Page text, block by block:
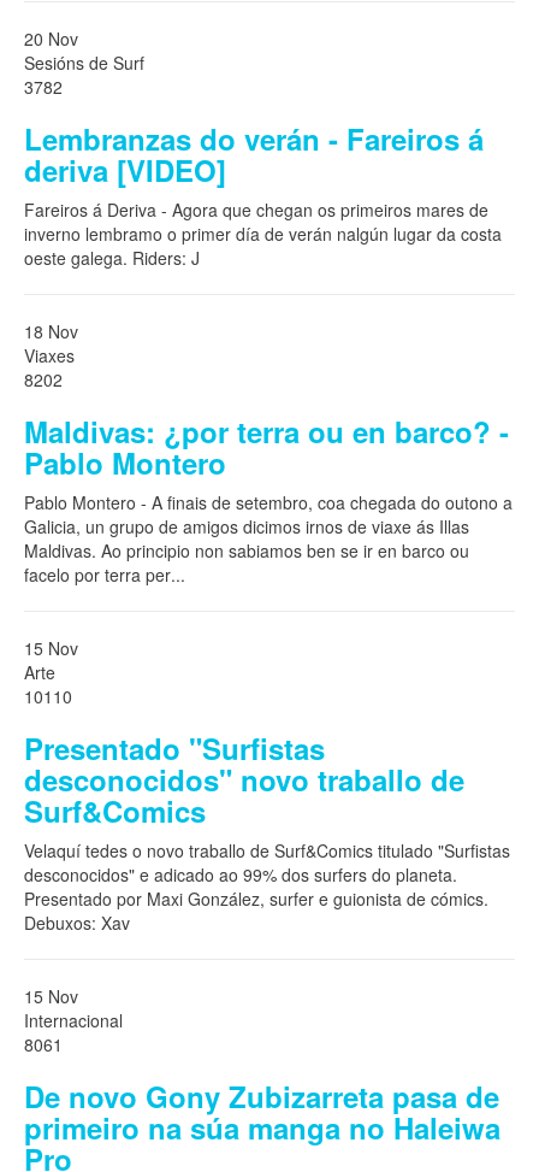
20 Nov
Sesións de Surf
3782
Lembranzas do verán - Fareiros á
deriva [VIDEO]
Fareiros á Deriva - Agora que chegan os primeiros mares de
inverno lembramo o primer día de verán nalgún lugar da costa
oeste galega. Riders: J
18 Nov
Viaxes
8202
Maldivas: ¿por terra ou en barco? -
Pablo Montero
Pablo Montero - A finais de setembro, coa chegada do outono a
Galicia, un grupo de amigos dicimos irnos de viaxe ás Illas
Maldivas. Ao principio non sabiamos ben se ir en barco ou
facelo por terra per...
15 Nov
Arte
10110
Presentado "Surfistas
desconocidos" novo traballo de
Surf&Comics
Velaquí tedes o novo traballo de Surf&Comics titulado "Surfistas
desconocidos" e adicado ao 99% dos surfers do planeta.
Presentado por Maxi González, surfer e guionista de cómics.
Debuxos: Xav
15 Nov
Internacional
8061
De novo Gony Zubizarreta pasa de
primeiro na súa manga no Haleiwa
Pro